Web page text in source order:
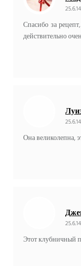
25.6.14
Спасибо за
действительно
25.6.14
Она великолепна,
25.6.14
Этот клубничный